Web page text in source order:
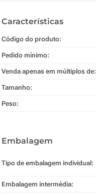
Características
Código do produto:
Pedido mínimo:
Venda apenas em múltiplos de:
Tamanho:
Peso:
Embalagem
Tipo de embalagem individual:
Embalagem intermédia: